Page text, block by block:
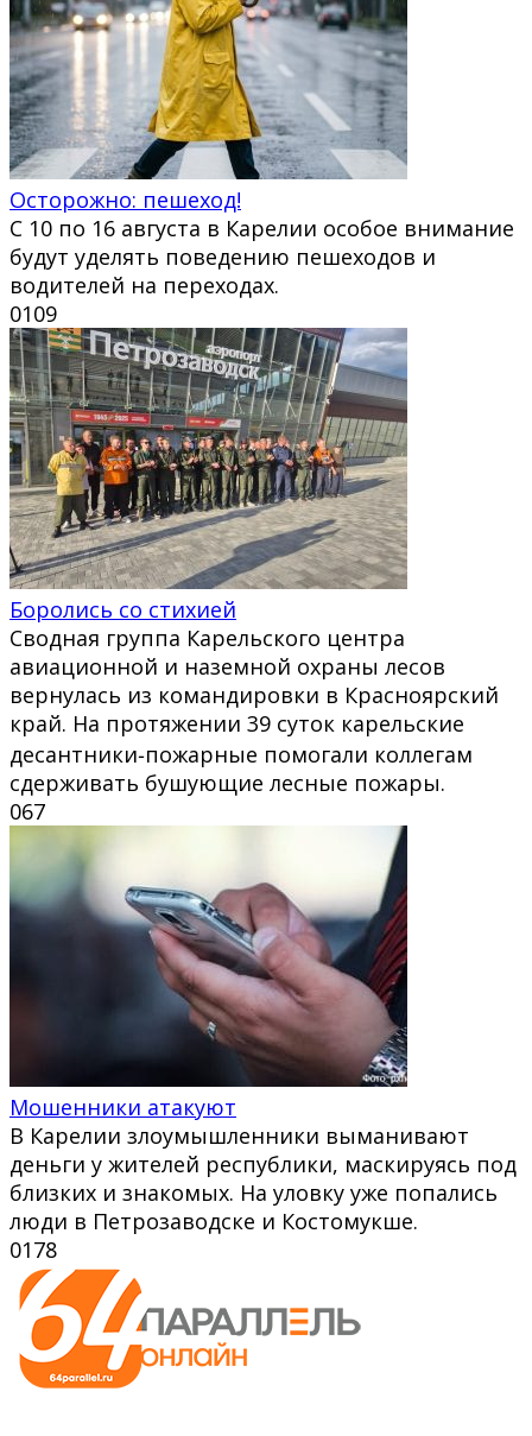
Осторожно: пешеход!
С 10 по 16 августа в Карелии особое внимание
будут уделять поведению пешеходов и
водителей на переходах.
0109
Боролись со стихией
Сводная группа Карельского центра
авиационной и наземной охраны лесов
вернулась из командировки в Красноярский
край. На протяжении 39 суток карельские
десантники‑пожарные помогали коллегам
сдерживать бушующие лесные пожары.
067
Мошенники атакуют
В Карелии злоумышленники выманивают
деньги у жителей республики, маскируясь под
близких и знакомых. На уловку уже попались
люди в Петрозаводске и Костомукше.
0178